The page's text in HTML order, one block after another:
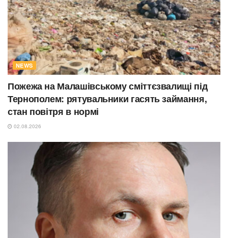
NEWS
Пожежа на Малашівському сміттєзвалищі під
Тернополем: рятувальники гасять займання,
стан повітря в нормі
02.08.2026